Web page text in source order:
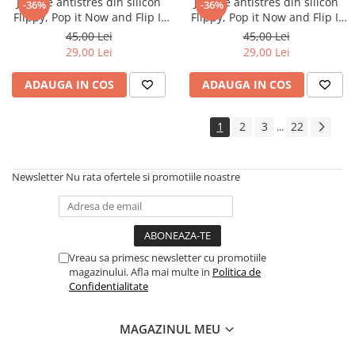
-36%
Flippy, Pop it Now and Flip It
,Mini Geanta, Iepuras, 6 cm,
Curcubeu
45,00 Lei
29,00 Lei
ADAUGA IN COS
-36%
Flippy, Pop it Now and Flip It
,Mini Geanta, Iepuras, 6 cm,
Macarons
45,00 Lei
29,00 Lei
ADAUGA IN COS
1 2 3 ... 22
Newsletter Nu rata ofertele si promotiile noastre
Vreau sa primesc newsletter cu promotiile
magazinului. Afla mai multe in Politica de
Confidentialitate
MAGAZINUL MEU